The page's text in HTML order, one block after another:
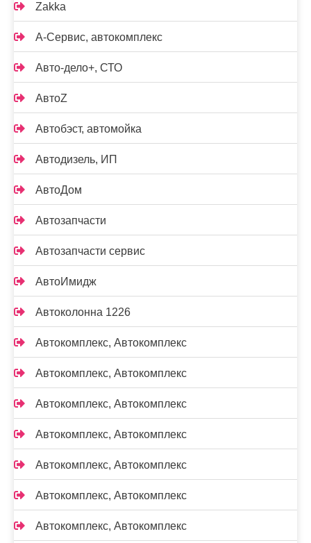
Zakka
А-Сервис, автокомплекс
Авто-дело+, СТО
АвтоZ
Автобэст, автомойка
Автодизель, ИП
АвтоДом
Автозапчасти
Автозапчасти сервис
АвтоИмидж
Автоколонна 1226
Автокомплекс, Автокомплекс
Автокомплекс, Автокомплекс
Автокомплекс, Автокомплекс
Автокомплекс, Автокомплекс
Автокомплекс, Автокомплекс
Автокомплекс, Автокомплекс
Автокомплекс, Автокомплекс